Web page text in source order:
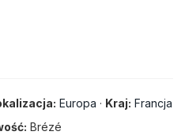
Europa · Kraj: Francja
Brézé